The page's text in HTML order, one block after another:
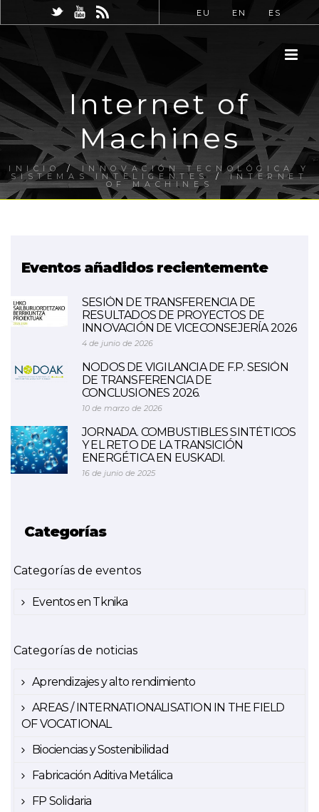
EU EN ES
Internet of
Machines
INICIO/ INNOVACIÓN TECNOLÓGICA Y
SISTEMAS INTELIGENTES / INTERNET
OF MACHINES
Eventos añadidos recientemente
SESIÓN DE TRANSFERENCIA DE
RESULTADOS DE PROYECTOS DE
INNOVACIÓN DE VICECONSEJERÍA 2026
4 de junio de 2026
NODOS DE VIGILANCIA DE F.P. SESIÓN
DE TRANSFERENCIA DE
CONCLUSIONES 2026.
10 de marzo de 2026
JORNADA. COMBUSTIBLES SINTÉTICOS
Y EL RETO DE LA TRANSICIÓN
ENERGÉTICA EN EUSKADI.
16 de junio de 2025
Categorías
Categorías de eventos
Eventos en Tknika
Categorías de noticias
Aprendizajes y alto rendimiento
AREAS / INTERNATIONALISATION IN THE FIELD
OF VOCATIONAL
Biociencias y Sostenibilidad
Fabricación Aditiva Metálica
FP Solidaria